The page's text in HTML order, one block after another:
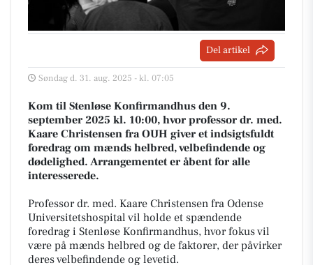
Del artikel
Søndag d. 31. aug. 2025 - kl. 07:05
Kom til Stenløse Konfirmandhus den 9.
september 2025 kl. 10:00, hvor professor dr. med.
Kaare Christensen fra OUH giver et indsigtsfuldt
foredrag om mænds helbred, velbefindende og
dødelighed. Arrangementet er åbent for alle
interesserede.
Professor dr. med. Kaare Christensen fra Odense
Universitetshospital vil holde et spændende
foredrag i Stenløse Konfirmandhus, hvor fokus vil
være på mænds helbred og de faktorer, der påvirker
deres velbefindende og levetid.